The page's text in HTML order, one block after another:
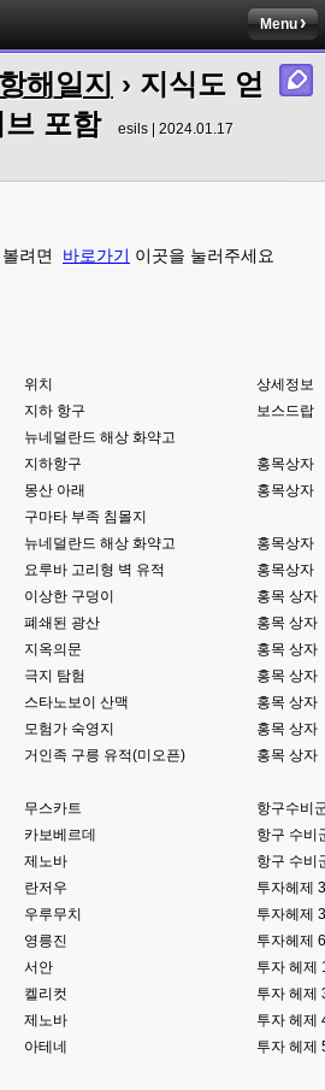
Menu
해일지 › 지식도 얻
포함
esils | 2024.01.17
려면 바로가기 이곳을 눌러주세요
위치
상세정보
지하 항구
보스드랍
뉴네덜란드 해상 화약고
지하항구
홍목상자
몽산 아래
홍목상자
구마타 부족 침몰지
뉴네덜란드 해상 화약고
홍목상자
요루바 고리형 벽 유적
홍목상자
이상한 구덩이
홍목 상자
폐쇄된 광산
홍목 상자
지옥의문
홍목 상자
극지 탐험
홍목 상자
스타노보이 산맥
홍목 상자
모험가 숙영지
홍목 상자
거인족 구릉 유적(미오픈) 홍목 상자
무스카트
항구수비
카보베르데
항구 수비
제노바
항구 수비
란저우
투자헤제
우루무치
투자헤제
영릉진
투자헤제
서안
투자 헤제
켈리컷
투자 헤제
제노바
투자 헤제
아테네 투자 헤제
00:00
썩 ...
00:06
버전쪽 ,,
은데용 ㅎ-ㅎ;;; 중요한 데이트가있으면 옴기
넘어가서
00:06
00:07
던지 좀 빠진부분도많고 안되는부분도많고
00:07
00:07